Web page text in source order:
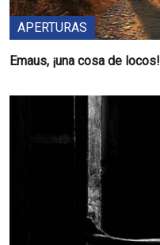
APERTURAS
Emaus, ¡una cosa de locos!